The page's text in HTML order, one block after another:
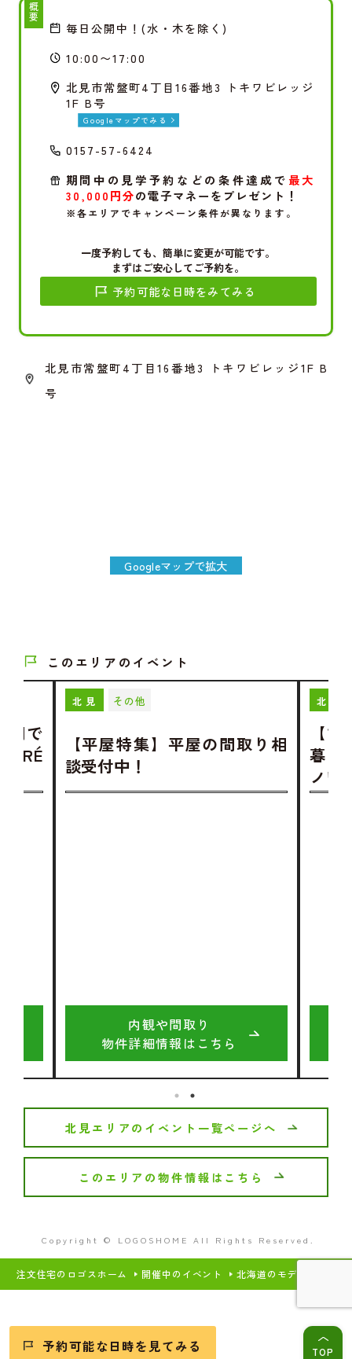
概要
毎日公開中！(水・木を除く)
10:00〜17:00
北見市常盤町4丁目16番地3 トキワビレッジ
1F B号
Googleマップでみる
0157-57-6424
期間中の見学予約などの条件達成で最大
30,000円分の電子マネーをプレゼント！
※各エリアでキャンペーン条件が異なります。
一度予約しても、簡単に変更が可能です。
まずはご安心してご予約を。
予約可能な日時をみてみる
北見市常盤町4丁目16番地3 トキワビレッジ1F B
号
Googleマップで拡大
このエリアのイベント
間で
北見 その他
【平屋特集】平屋の間取り相
談受付中！
内観や間取り
物件詳細情報はこちら
北見
【
暮ら
ノワ
北見エリアのイベント一覧ページへ
このエリアの物件情報はこちら
予約可能な日時を見てみる TOP
Copyright © LOGOSHOME All Rights Reserved.
注文住宅のロゴスホーム 開催中のイベント 北海道のモデルハウス・